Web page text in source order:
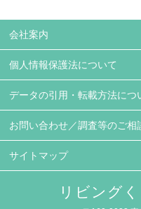
会社案内
個人情報保護法について
データの引用・転載方法につ
お問い合わせ／調査等のご相
サイトマップ
リビング